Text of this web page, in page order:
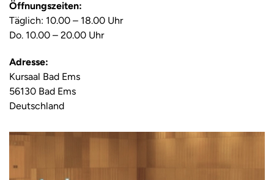
Öffnungszeiten:
Täglich: 10.00 – 18.00 Uhr
Do. 10.00 – 20.00 Uhr
Adresse:
Kursaal Bad Ems
56130 Bad Ems
Deutschland